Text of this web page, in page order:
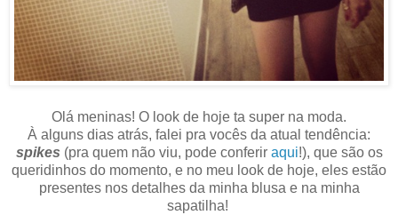
Olá meninas! O look de hoje ta super na moda.
À alguns dias atrás, falei pra vocês da atual tendência:
spikes (pra quem não viu, pode conferir aqui!), que são os
queridinhos do momento, e no meu look de hoje, eles estão
presentes nos detalhes da minha blusa e na minha
sapatilha!